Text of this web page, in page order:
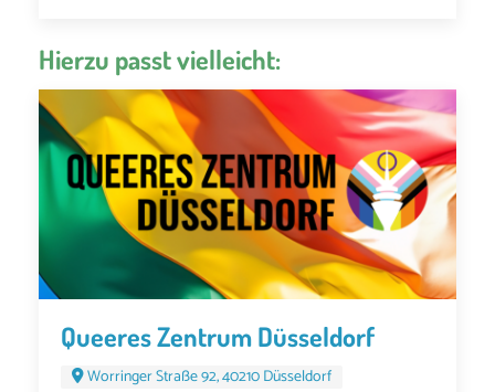
Hierzu passt vielleicht:
Queeres Zentrum Düsseldorf
Worringer Straße 92, 40210 Düsseldorf